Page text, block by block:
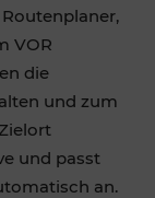
VOR
die
und zum
und passt
an.